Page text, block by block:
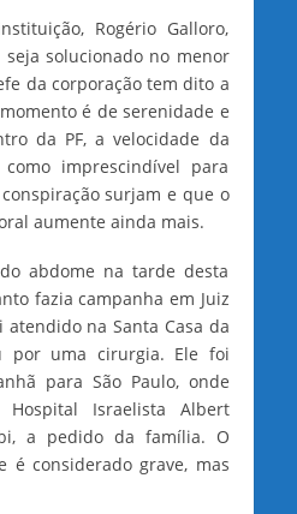
Rogério Galloro,
solucionado no menor
da corporação tem dito a
é de serenidade e
da PF, a velocidade da
imprescindível para
surjam e que o
aumente ainda mais.
abdome na tarde desta
fazia campanha em Juiz
atendido na Santa Casa da
por uma cirurgia. Ele foi
para São Paulo, onde
Israelista Albert
a pedido da família. O
é considerado grave, mas